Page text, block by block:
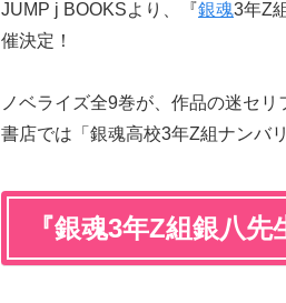
JUMP j BOOKSより、『銀魂3年Z
催決定！
ノベライズ全9巻が、作品の迷セ
書店では「銀魂高校3年Z組ナンバ
『銀魂3年Z組銀八